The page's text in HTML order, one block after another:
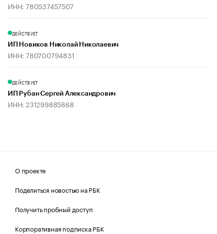
ИНН: 780537457507
ДЕЙСТВУЕТ
ИП Новиков Николай Николаевич
ИНН: 780700794831
ДЕЙСТВУЕТ
ИП Рубан Сергей Александрович
ИНН: 231299885868
О проекте
Поделиться новостью на РБК
Получить пробный доступ
Корпоративная подписка РБК